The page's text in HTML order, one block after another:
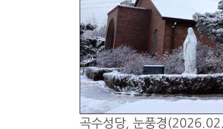
곡수성당, 눈풍경